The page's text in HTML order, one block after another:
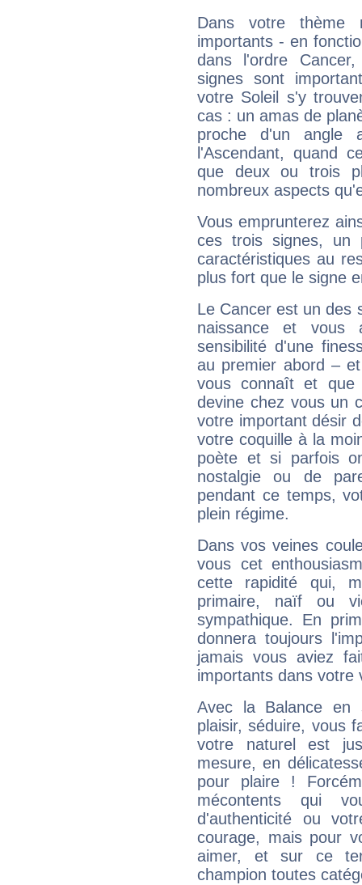
Dans votre thème
importants - en
dans l'ordre
signes sont
votre Soleil s'y
cas : un amas de
proche d'un
l'Ascendant, quand
que deux ou trois
nombreux aspects
Vous emprunterez
ces trois signes, un
caractéristiques au
plus fort que le signe
Le Cancer est un des
naissance et vous
sensibilité d'une
au premier abord –
vous connaît et
devine chez vous un
votre important désir
votre coquille à la
poète et si parfois
nostalgie ou de
pendant ce temps,
plein régime.
Dans vos veines
vous cet
cette rapidité qui,
primaire, naïf ou
sympathique. En
donnera toujours
jamais vous aviez
importants dans votre
Avec la Balance en
plaisir, séduire, vous
votre naturel est
mesure, en
pour plaire !
mécontents qui
d'authenticité ou
courage, mais pour
aimer, et sur ce
champion toutes